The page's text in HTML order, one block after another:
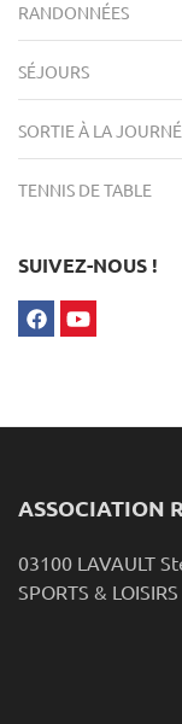
RANDONNÉES
SÉJOURS
SORTIE À LA
TENNIS DE TABLE
SUIVEZ-NOUS !
ASSOCIATION
03100 LAVAULT
SPORTS &